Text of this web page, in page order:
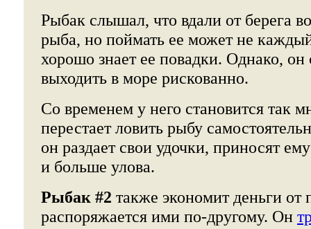
Рыбак слышал, что вдали от берега
рыба, но поймать ее может не
хорошо знает ее повадки. Однако, он
выходить в море рискованно.
Со временем у него становится так
перестает ловить рыбу
он раздает свои удочки, приносят
и больше улова.
Рыбак #2 также экономит деньги
распоряжается ими по-другому. Он